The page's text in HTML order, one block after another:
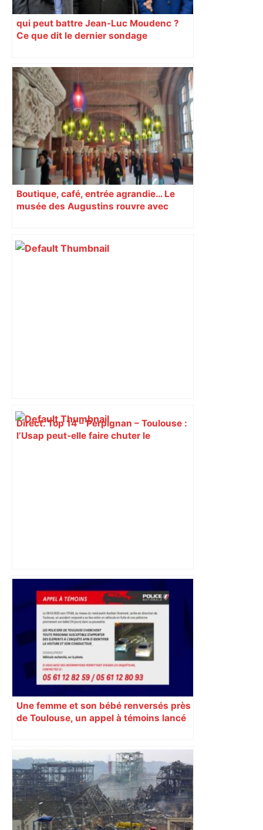
qui peut battre Jean-Luc Moudenc ?
Ce que dit le dernier sondage
Boutique, café, entrée agrandie… Le
musée des Augustins rouvre avec
Direct. Top 14 – Perpignan – Toulouse :
l’Usap peut-elle faire chuter le
Météo. Quel temps fera-t-il à Toulouse
et ses environs le jeudi 19 février 2026
? – Ouest-France
Une femme et son bébé renversés près
de Toulouse, un appel à témoins lancé